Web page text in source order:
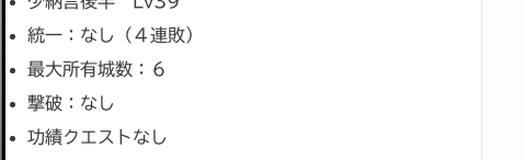
統一：なし（４連敗）
最大所有城数：６
撃破：なし
功績クエストなし